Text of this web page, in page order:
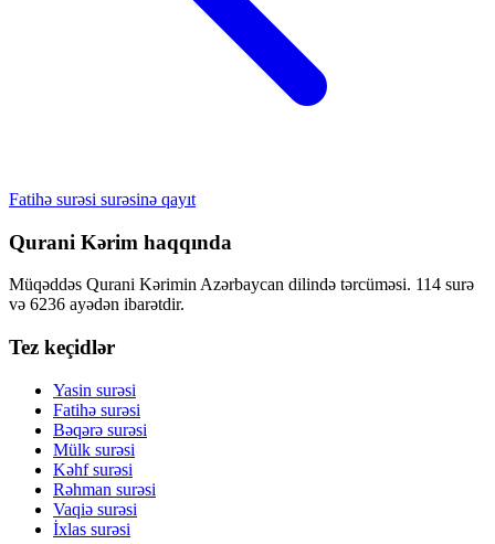
Fatihə surəsi surəsinə qayıt
Qurani Kərim haqqında
Müqəddəs Qurani Kərimin Azərbaycan dilində tərcüməsi. 114 surə
və 6236 ayədən ibarətdir.
Tez keçidlər
Yasin surəsi
Fatihə surəsi
Bəqərə surəsi
Mülk surəsi
Kəhf surəsi
Rəhman surəsi
Vaqiə surəsi
İxlas surəsi